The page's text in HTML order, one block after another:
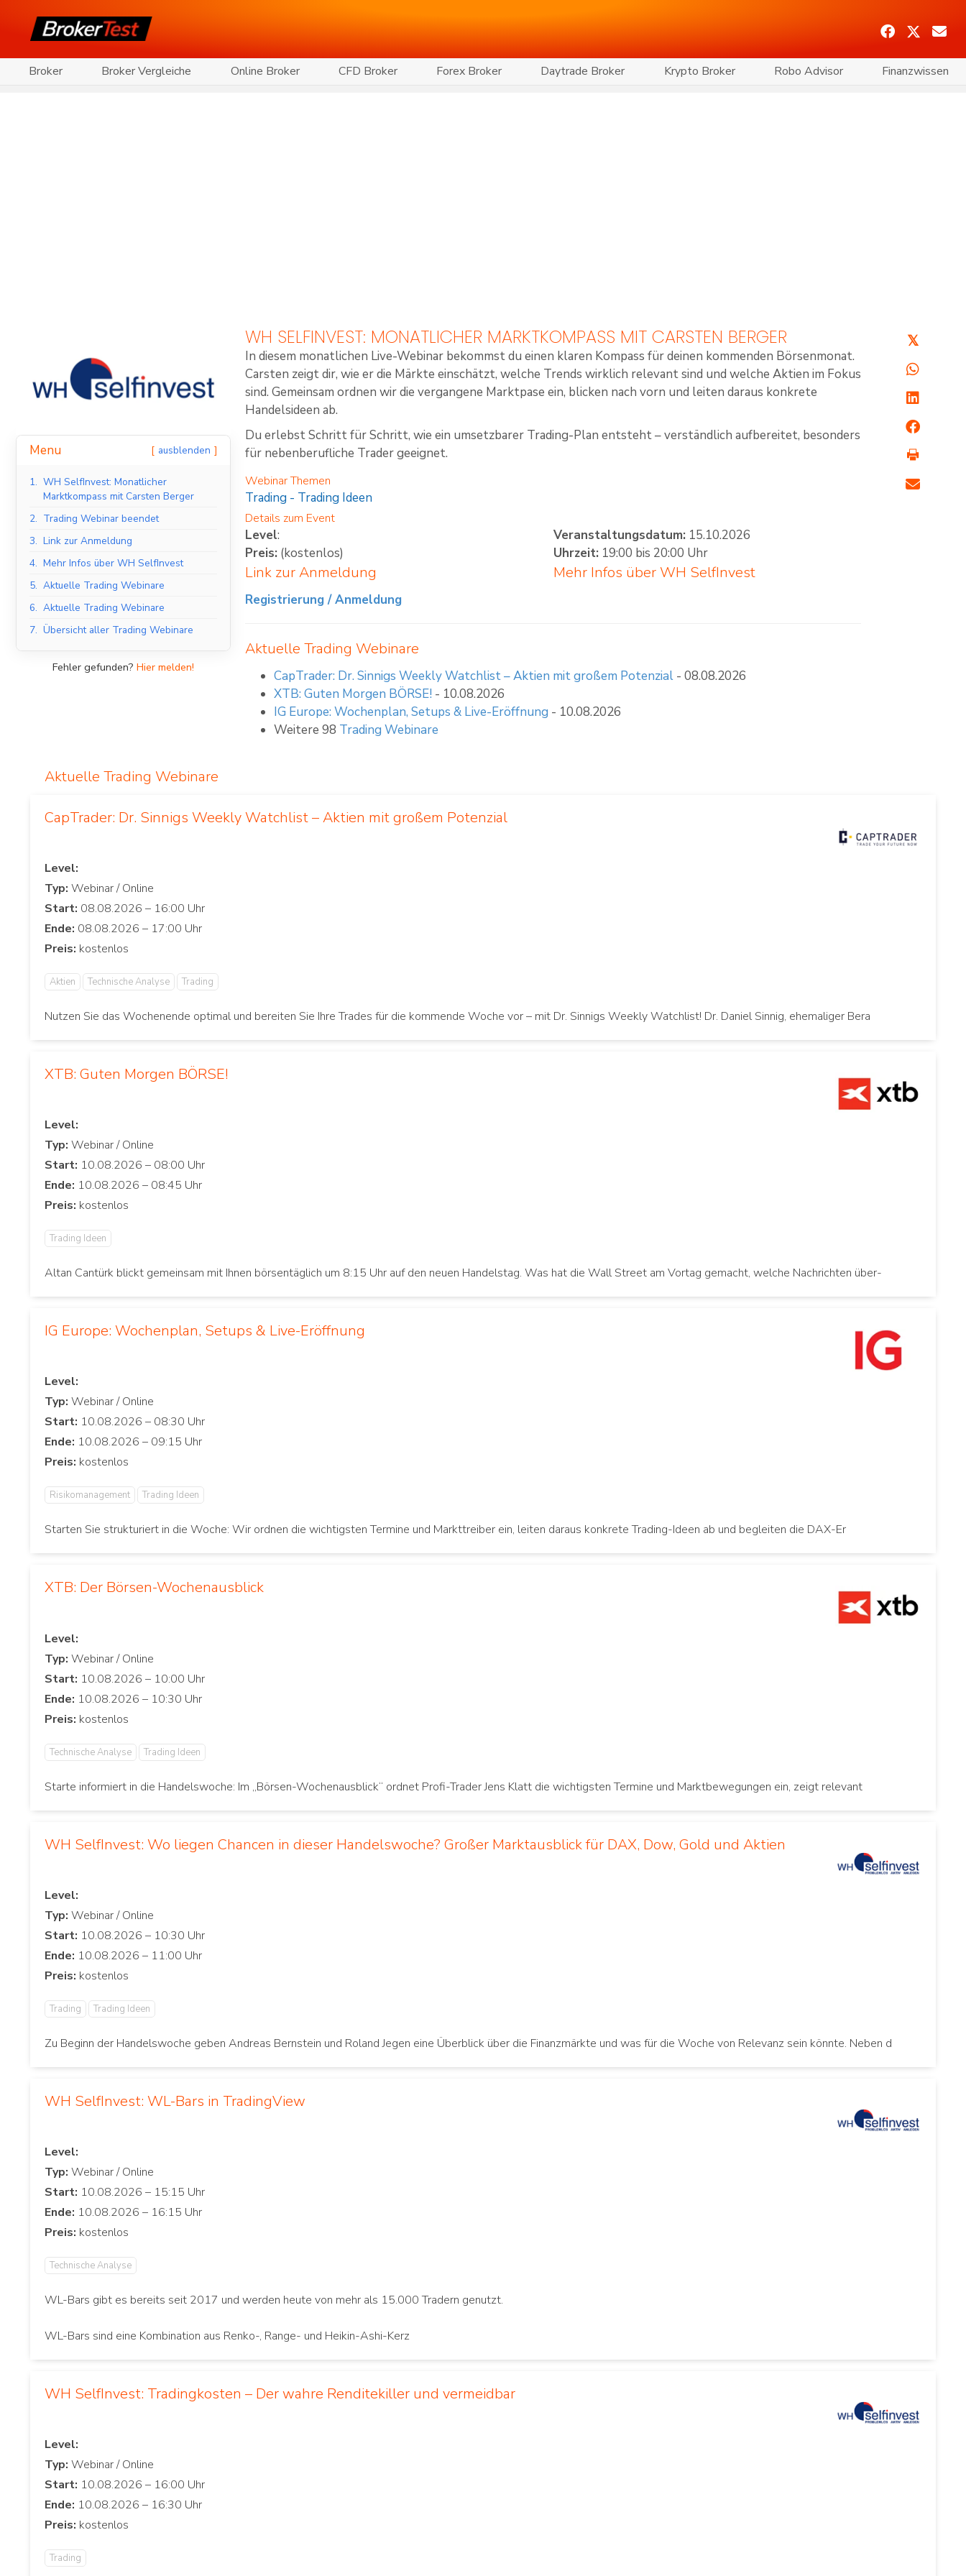
Broker Broker Vergleiche Online Broker CFD Broker Forex Broker Daytrade Broker Krypto Broker Robo Advisor Finanzwissen
Menu ausblenden
1. WH SelfInvest: Monatlicher
Marktkompass mit Carsten Berger
2. Trading Webinar beendet
3. Link zur Anmeldung
4. Mehr Infos über WH SelfInvest
5. Aktuelle Trading Webinare
6. Aktuelle Trading Webinare
7. Übersicht aller Trading Webinare
Fehler gefunden? Hier melden!
WH SELFINVEST: MONATLICHER MARKTKOMPASS MIT CARSTEN BERGER
In diesem monatlichen Live-Webinar bekommst du einen klaren Kompass für deinen kommenden Börsenmonat.
Carsten zeigt dir, wie er die Märkte einschätzt, welche Trends wirklich relevant sind und welche Aktien im Fokus
sind. Gemeinsam ordnen wir die vergangene Marktpase ein, blicken nach vorn und leiten daraus konkrete
Handelsideen ab.
Du erlebst Schritt für Schritt, wie ein umsetzbarer Trading-Plan entsteht – verständlich aufbereitet, besonders
für nebenberufliche Trader geeignet.
Webinar Themen
Trading - Trading Ideen
Details zum Event
Level:
Preis: (kostenlos)
Veranstaltungsdatum:15.10.2026
Uhrzeit:19:00 bis 20:00 Uhr
Link zur Anmeldung
Registrierung / Anmeldung
Mehr Infos über WH SelfInvest
Aktuelle Trading Webinare
CapTrader: Dr. Sinnigs Weekly Watchlist – Aktien mit großem Potenzial - 08.08.2026
XTB: Guten Morgen BÖRSE! - 10.08.2026
IG Europe: Wochenplan, Setups & Live-Eröffnung - 10.08.2026
Weitere 98 Trading Webinare
𝕏
Aktuelle Trading Webinare
CapTrader: Dr. Sinnigs Weekly Watchlist – Aktien mit großem Potenzial
Level:
Typ:
Start:
Ende:
Preis:
Aktien Technische Analyse Trading
Nutzen Sie das Wochenende optimal und bereiten Sie Ihre Trades für die kommende Woche vor – mit Dr. Sinnigs Weekly Watchlist! Dr. Daniel Sinnig, ehemaliger Bera
XTB: Guten Morgen BÖRSE!
Level:
Typ:
Start:
Ende:
Preis:
Trading Ideen
Altan Cantürk blickt gemeinsam mit Ihnen börsentäglich um 8:15 Uhr auf den neuen Handelstag. Was hat die Wall Street am Vortag gemacht, welche Nachrichten über-
IG Europe: Wochenplan, Setups & Live-Eröffnung
Level:
Typ:
Start:
Ende:
Preis:
Risikomanagement Trading Ideen
Starten Sie strukturiert in die Woche: Wir ordnen die wichtigsten Termine und Markttreiber ein, leiten daraus konkrete Trading-Ideen ab und begleiten die DAX-Er
XTB: Der Börsen-Wochenausblick
Level:
Typ:
Start:
Ende:
Preis:
Technische Analyse Trading Ideen
Starte informiert in die Handelswoche: Im „Börsen-Wochenausblick“ ordnet Profi-Trader Jens Klatt die wichtigsten Termine und Marktbewegungen ein, zeigt relevant
WH SelfInvest: Wo liegen Chancen in dieser Handelswoche? Großer Marktausblick für DAX, Dow, Gold und Aktien
Level:
Typ:
Start:
Ende:
Preis:
Trading Trading Ideen
Zu Beginn der Handelswoche geben Andreas Bernstein und Roland Jegen eine Überblick über die Finanzmärkte und was für die Woche von Relevanz sein könnte. Neben d
WH SelfInvest: WL-Bars in TradingView
Level:
Typ:
Start:
Ende:
Preis:
Technische Analyse
WL-Bars gibt es bereits seit 2017 und werden heute von mehr als 15.000 Tradern genutzt.
WL-Bars sind eine Kombination aus Renko-, Range- und Heikin-Ashi-Kerz
WH SelfInvest: Tradingkosten – Der wahre Renditekiller und vermeidbar
Level:
Typ:
Start:
Ende:
Preis:
Trading